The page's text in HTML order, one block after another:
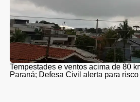
Tempestades e ventos acima de 80
Paraná; Defesa Civil alerta para